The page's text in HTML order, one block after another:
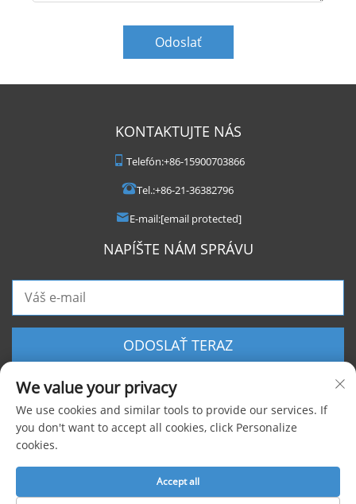
Odoslať
KONTAKTUJTE NÁS
Telefón:+86-15900703866
Tel.:+86-21-36382796
E-mail:[email protected]
NAPÍŠTE NÁM SPRÁVU
ODOSLAŤ TERAZ
Autorské práva © 2025 Shanghai Foxygen Industrial Co., Ltd. Všetky práva
We value your privacy
We use cookies and similar tools to provide our services. If
you don't want to accept all cookies, click Personalize
cookies.
Accept all